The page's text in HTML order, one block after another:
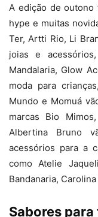
A edição de outono
hype e muitas
Ter, Artti Rio, Li
joias e
Mandalaria, Glow
moda para
Mundo e Momuá
marcas Bio
Albertina Bruno
acessórios para a
como Atelie
Bandanaria,
Sabores